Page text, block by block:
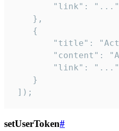
        "link": "..."
    },
    {
"title":
"content":
        "link": "..."
    }
]);
setUserToken#